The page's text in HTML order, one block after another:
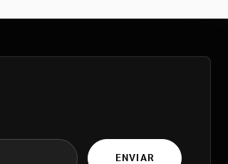
ENVIAR